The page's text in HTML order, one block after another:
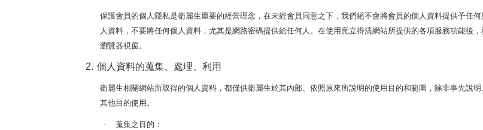
保護會員的個人隱私是衛麗生重要的經營理念，在未經會員同意之下，我們絕不會將會員的個人資料提供予任
人資料，不要將任何個人資料，尤其是網路密碼提供給任何人。在使用完立得清網站所提供的各項服務功能後
瀏覽器視窗。
2. 個人資料的蒐集、處理、利用
衛麗生相關網站所取得的個人資料，都僅供衛麗生於其內部、依照原來所說明的使用目的和範圍，除非事先說
其他目的使用。
·
蒐集之目的：